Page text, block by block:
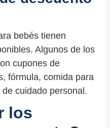
bebés tienen
Algunos de los
cupones de
fórmula, comida para
cuidado personal.
los